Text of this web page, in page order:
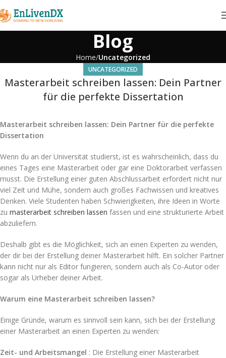
Blog
Home Uncategorized
UNCATEGORIZED
Masterarbeit schreiben lassen: Dein Partner
für die perfekte Dissertation
Masterarbeit schreiben lassen: Dein Partner für die perfekte
Dissertation
Wenn du an der Universität studierst, ist es wahrscheinlich, dass du
eines Tages eine Masterarbeit oder gar eine Doktorarbeit verfassen
musst. Die Erstellung einer guten Abschlussarbeit erfordert nicht nur
viel Zeit und Mühe, sondern auch großes Fachwissen und kreatives
Denken. Viele Studenten haben Schwierigkeiten, ihre Ideen in Worte
zu masterarbeit schreiben lassen fassen und eine strukturierte Arbeit
abzuliefern.
Deshalb gibt es die Möglichkeit, sich an einen Experten zu wenden,
der dir bei der Erstellung deiner Masterarbeit hilft. Ein solcher Partner
kann nicht nur als Editor fungieren, sondern auch als Co-Autor oder
sogar als Urheber deiner Arbeit.
Warum eine Masterarbeit schreiben lassen?
Einige Gründe, warum es sinnvoll sein kann, sich bei der Erstellung
einer Masterarbeit an einen Experten zu wenden:
Zeit- und Arbeitsmangel : Die Erstellung einer Masterarbeit